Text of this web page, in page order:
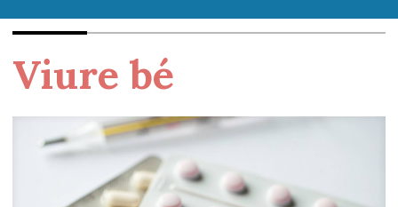
Viure bé